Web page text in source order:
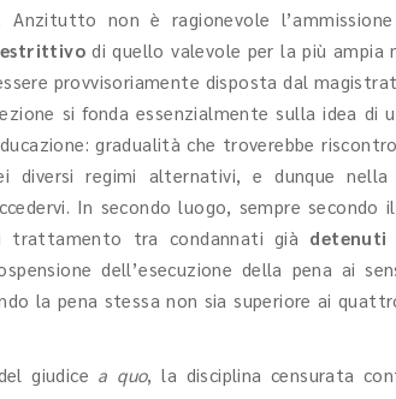
Anzitutto non è ragionevole
di quello valevole per la più ampia
provvisoriamente disposta dal
si fonda essenzialmente sulla idea di
gradualità che troverebbe
diversi regimi alternativi, e dunque
In secondo luogo, sempre
trattamento tra condannati già detenuti
dell’esecuzione della pena ai
la pena stessa non sia superiore ai
giudice a quo, la disciplina censurata